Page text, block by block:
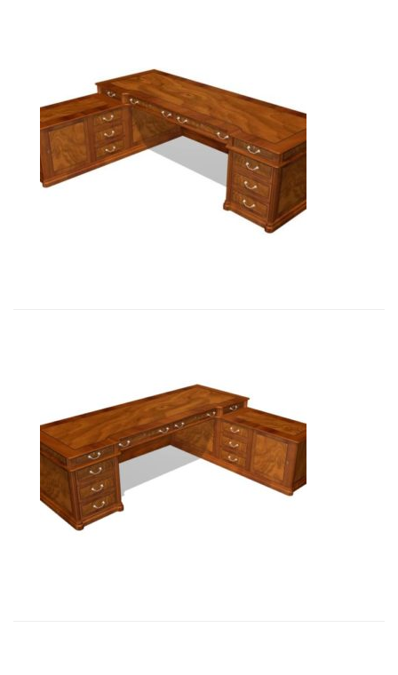
01102 Стол руководителя с лев�...
01101 Стол руководителя с пра�...